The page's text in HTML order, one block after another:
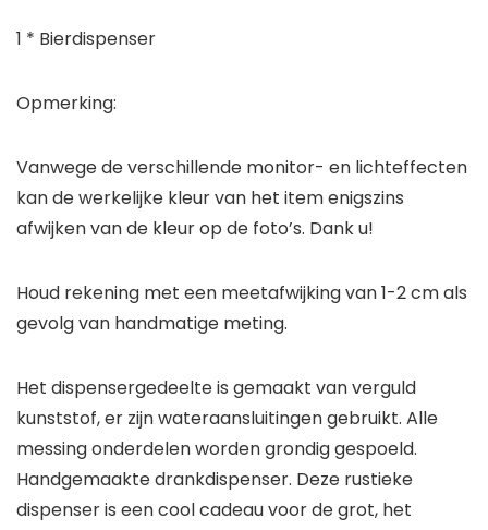
1 * Bierdispenser
Opmerking:
Vanwege de verschillende monitor- en lichteffecten
kan de werkelijke kleur van het item enigszins
afwijken van de kleur op de foto’s. Dank u!
Houd rekening met een meetafwijking van 1-2 cm als
gevolg van handmatige meting.
Het dispensergedeelte is gemaakt van verguld
kunststof, er zijn wateraansluitingen gebruikt. Alle
messing onderdelen worden grondig gespoeld.
Handgemaakte drankdispenser. Deze rustieke
dispenser is een cool cadeau voor de grot, het